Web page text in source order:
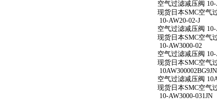
空气过滤减压阀 10-
现货日本SMC空气
10-AW20-02-J
空气过滤减压阀 10-
现货日本SMC空气
10-AW3000-02
空气过滤减压阀 10-
现货日本SMC空气
10AW300002BG9JN
空气过滤减压阀
现货日本SMC空气
10-AW3000-031JN